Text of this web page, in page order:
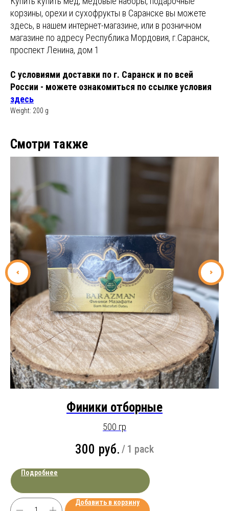
корзины, орехи и сухофрукты в Саранске вы можете
здесь, в нашем интернет-магазине, или в розничном
магазине по адресу Республика Мордовия, г.Саранск,
проспект Ленина, дом 1
С условиями доставки по г. Саранск и по всей
России - можете ознакомиться по ссылкеусловия
здесь
Weight: 200 g
Смотри также
Финики отборные
500 гр
300 руб. / 1 pack
Подробнее
Добавить в корзину